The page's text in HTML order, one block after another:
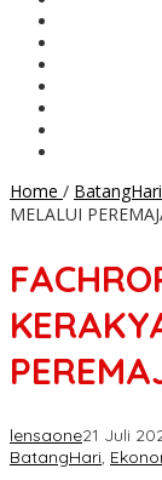
Home / BatangHari
MELALUI
lensaone21 Juli
BatangHari,